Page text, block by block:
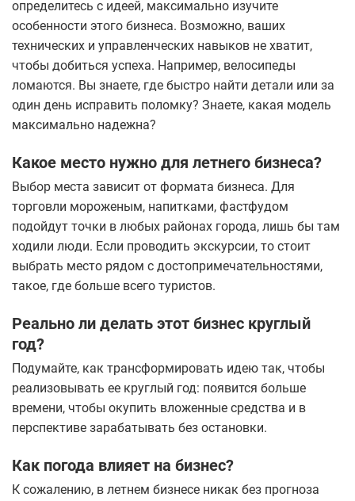
определитесь с идеей, максимально изучите
особенности этого бизнеса. Возможно, ваших
технических и управленческих навыков не хватит,
чтобы добиться успеха. Например, велосипеды
ломаются. Вы знаете, где быстро найти детали или за
один день исправить поломку? Знаете, какая модель
максимально надежна?
Какое место нужно для летнего бизнеса?
Выбор места зависит от формата бизнеса. Для
торговли мороженым, напитками, фастфудом
подойдут точки в любых районах города, лишь бы там
ходили люди. Если проводить экскурсии, то стоит
выбрать место рядом с достопримечательностями,
такое, где больше всего туристов.
Реально ли делать этот бизнес круглый
год?
Подумайте, как трансформировать идею так, чтобы
реализовывать ее круглый год: появится больше
времени, чтобы окупить вложенные средства и в
перспективе зарабатывать без остановки.
Как погода влияет на бизнес?
К сожалению, в летнем бизнесе никак без прогноза